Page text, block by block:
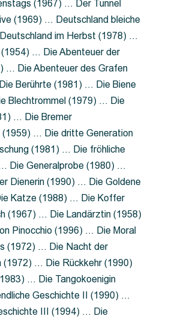
(1967) … Der Tunnel
(1969) … Deutschland bleiche
im Herbst (1978) …
(1954) … Die Abenteuer der
… Die Abenteuer des Grafen
Berührte (1981) … Die Biene
Blechtrommel (1979) … Die
… Die Bremer
(1959) … Die dritte Generation
(1981) … Die fröhliche
Die Generalprobe (1980) …
Dienerin (1990) … Die Goldene
Katze (1988) … Die Koffer
(1967) … Die Landärztin (1958)
Pinocchio (1996) … Die Moral
(1972) … Die Nacht der
(1972) … Die Rückkehr (1990)
… Die Tangokoenigin
Geschichte II (1990) …
III (1994) … Die